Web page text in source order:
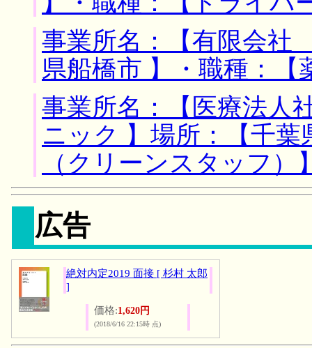
事業所名：【有限会
県船橋市 】・職種：【
事業所名：【医療法
ニック 】場所：【千
（クリーンスタッフ）
広告
絶対内定2019 面接 [ 杉村 太郎
]
価格:1,620円
(2018/6/16 22:15時 点)